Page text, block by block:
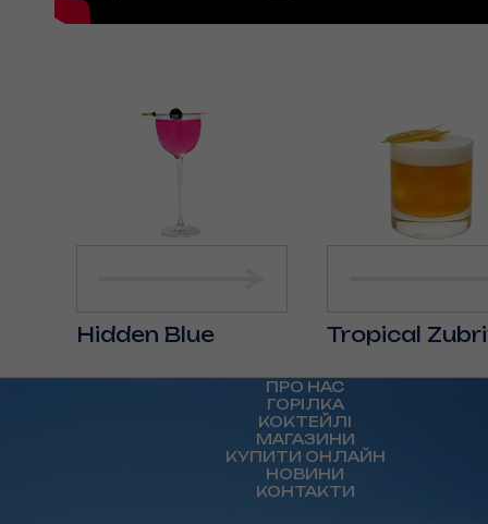
Hidden Blue Tropical
ПРО НАС
ГОРІЛКА
КОКТЕЙЛІ
МАГАЗИНИ
КУПИТИ ОНЛАЙН
НОВИНИ
КОНТАКТИ